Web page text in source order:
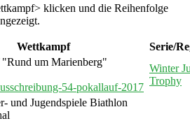
klicken und die Reihenfolge
Wettkampf
Serie/
um Marienberg"
54-pokallauf-2017
Winter
Trophy
und Jugendspiele Biathlon